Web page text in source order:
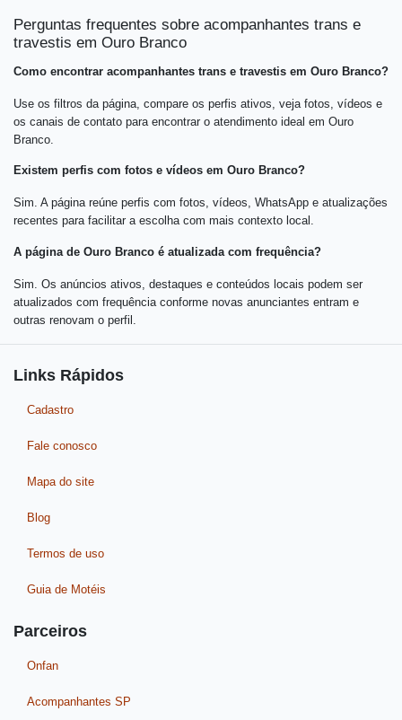
Perguntas frequentes sobre acompanhantes trans e
travestis em Ouro Branco
Como encontrar acompanhantes trans e travestis em Ouro Branco?
Use os filtros da página, compare os perfis ativos, veja fotos, vídeos e
os canais de contato para encontrar o atendimento ideal em Ouro
Branco.
Existem perfis com fotos e vídeos em Ouro Branco?
Sim. A página reúne perfis com fotos, vídeos, WhatsApp e atualizações
recentes para facilitar a escolha com mais contexto local.
A página de Ouro Branco é atualizada com frequência?
Sim. Os anúncios ativos, destaques e conteúdos locais podem ser
atualizados com frequência conforme novas anunciantes entram e
outras renovam o perfil.
Links Rápidos
Cadastro
Fale conosco
Mapa do site
Blog
Termos de uso
Guia de Motéis
Parceiros
Onfan
Acompanhantes SP